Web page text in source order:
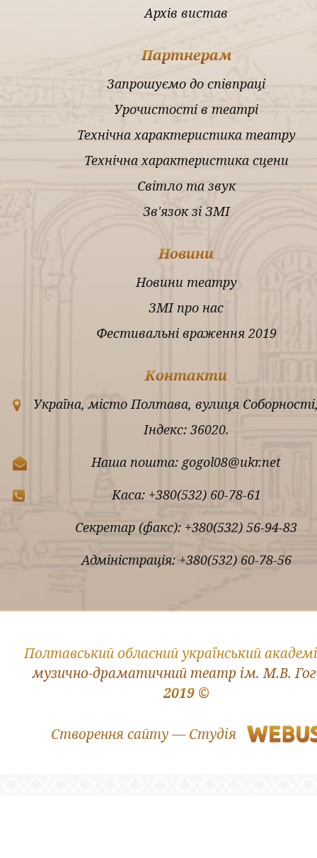
Архів вистав
Партнерам
Запрошуємо до співпраці
Урочистості в театрі
Технічна характеристика театру
Технічна характеристика сцени
Світло та звук
Зв'язок зі ЗМІ
Новини
Новини театру
ЗМІ про нас
Фестивальні враження 2019
Контакти
Україна, місто Полтава, вулиця
Індекс: 36020.
Наша пошта: gogol08@ukr.net
Каса: +380(532) 60-78-61
Секретар (факс): +380(532) 56-94-83
Адміністрація: +380(532) 60-78-56
2019 ©
Полтавський обласний український
музично-драматичний театр ім. М.В.
Створення сайту — Студія